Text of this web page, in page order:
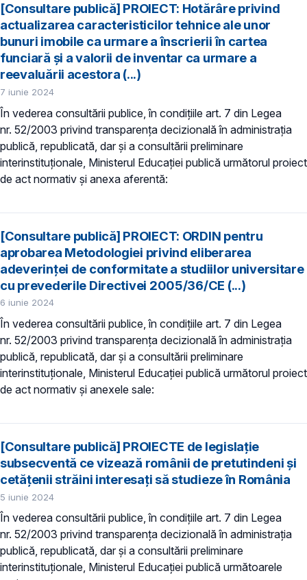
[Consultare publică] PROIECT: Hotărâre privind
actualizarea caracteristicilor tehnice ale unor
bunuri imobile ca urmare a înscrierii în cartea
funciară și a valorii de inventar ca urmare a
reevaluării acestora (...)
7 iunie 2024
În vederea consultării publice, în condiţiile art. 7 din Legea
nr. 52/2003 privind transparenţa decizională în administraţia
publică, republicată, dar și a consultării preliminare
interinstituționale, Ministerul Educaţiei publică următorul proiect
de act normativ și anexa aferentă:
[Consultare publică] PROIECT: ORDIN pentru
aprobarea Metodologiei privind eliberarea
adeverinţei de conformitate a studiilor universitare
cu prevederile Directivei 2005/36/CE (...)
6 iunie 2024
În vederea consultării publice, în condiţiile art. 7 din Legea
nr. 52/2003 privind transparenţa decizională în administraţia
publică, republicată, dar și a consultării preliminare
interinstituționale, Ministerul Educaţiei publică următorul proiect
de act normativ și anexele sale:
[Consultare publică] PROIECTE de legislație
subsecventă ce vizează românii de pretutindeni și
cetățenii străini interesați să studieze în România
5 iunie 2024
În vederea consultării publice, în condiţiile art. 7 din Legea
nr. 52/2003 privind transparenţa decizională în administraţia
publică, republicată, dar și a consultării preliminare
interinstituționale, Ministerul Educaţiei publică următoarele